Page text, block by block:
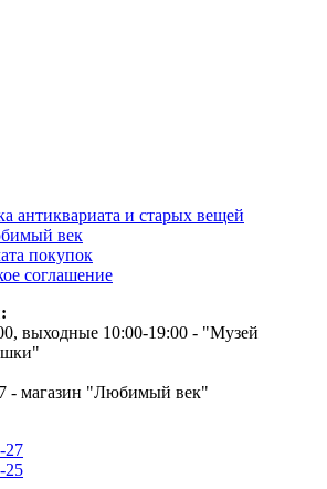
антиквариата и старых вещей
век
покупок
соглашение
выходные 10:00-19:00 - "Музей
- магазин "Любимый век"
27
25